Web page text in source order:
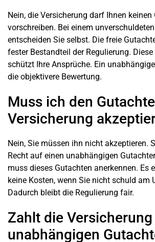
Nein, die Versicherung darf Ihnen keinen
vorschreiben. Bei einem unverschuldeten
entscheiden Sie selbst. Die freie
fester Bestandteil der Regulierung.
schützt Ihre Ansprüche. Ein
die objektivere Bewertung.
Muss ich den
Versicherung
Nein, Sie müssen ihn nicht akzeptieren.
Recht auf einen unabhängigen
muss dieses Gutachten anerkennen. Es
keine Kosten, wenn Sie nicht schuld am
Dadurch bleibt die Regulierung fair.
Zahlt die Versicherung
unabhängigen